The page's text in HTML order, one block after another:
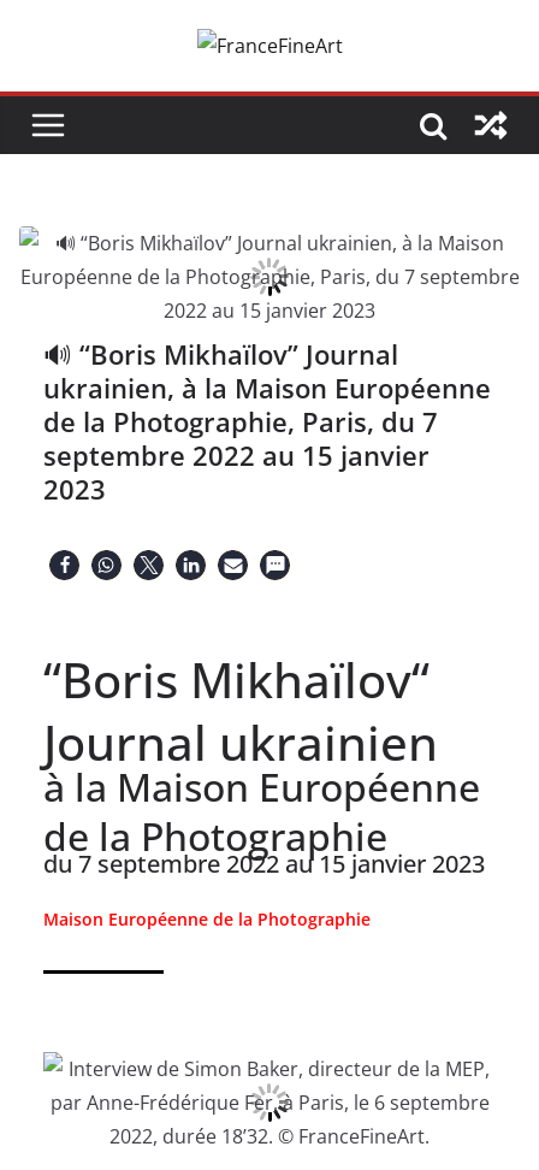
🔊 “Boris Mikhaïlov” Journal
ukrainien, à la Maison Européenne
de la Photographie, Paris, du 7
septembre 2022 au 15 janvier
2023
“Boris Mikhaïlov“
Journal ukrainien
à la Maison Européenne
de la Photographie
du 7 septembre 2022 au 15 janvier 2023
Maison Européenne de la Photographie